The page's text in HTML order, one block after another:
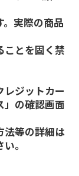
実際の商品
とを固く禁
ジットカー
」の確認画面
等の詳細は
。